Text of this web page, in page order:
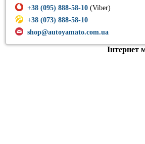
+38 (095) 888-58-10 (Viber)
+38 (073) 888-58-10
shop@autoyamato.com.ua
Інтернет